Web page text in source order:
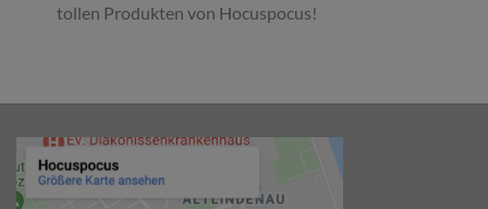
tollen Produkten von Hocuspocus!